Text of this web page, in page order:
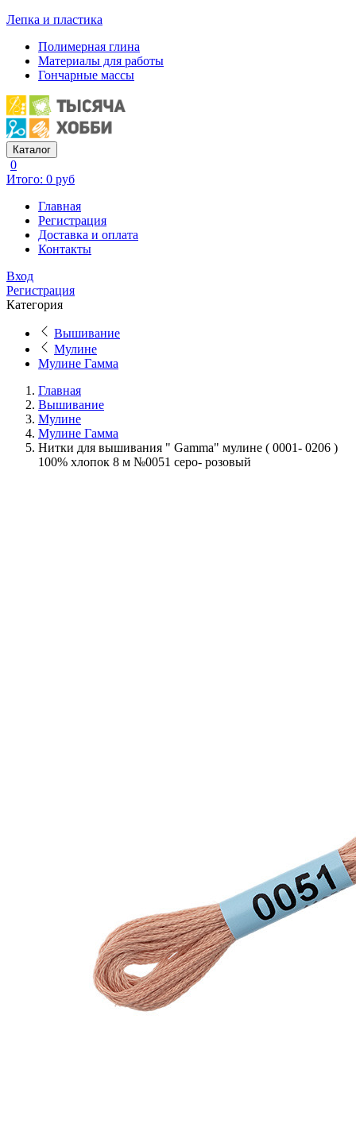
Лепка и пластика
Полимерная глина
Материалы для работы
Гончарные массы
Каталог
0
Итого: 0 руб
Главная
Регистрация
Доставка и оплата
Контакты
Вход
Регистрация
Категория
Вышивание
Мулине
Мулине Гамма
Главная
Вышивание
Мулине
Мулине Гамма
Нитки для вышивания " Gamma" мулине ( 0001- 0206 )
100% хлопок 8 м №0051 серо- розовый